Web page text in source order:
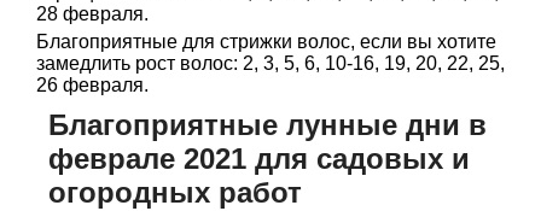
28 февраля.
Благоприятные для стрижки волос, если вы хотите
замедлить рост волос: 2, 3, 5, 6, 10-16, 19, 20, 22, 25,
26 февраля.
Благоприятные лунные дни в
феврале 2021 для садовых и
огородных работ